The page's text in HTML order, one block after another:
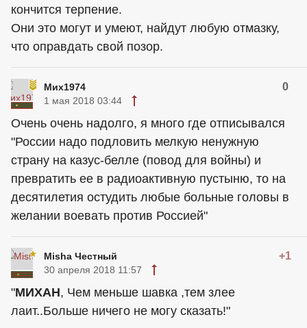
кончится терпение.
Они это могут и умеют, найдут любую отмазку,
что оправдать свой позор.
Мих1974 0
1 мая 2018 03:44
Очень очень надолго, я много где отписывался
"России надо подловить мелкую ненужную
страну на казус-белле (повод для войны) и
превратить ее в радиоактивную пустыню, то на
десятилетия остудить любые больные головы в
желании воевать против Россией"
Misha Честный +1
30 апреля 2018 11:57
"МИХАН, Чем меньше шавка ,тем злее
лаит..Больше ничего не могу сказать!"